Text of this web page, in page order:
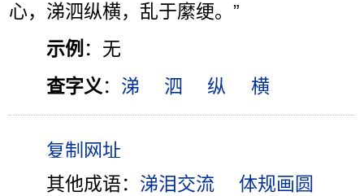
心，涕泗纵横，乱于縻绠。”
示例 ：无
查字义 ： 涕 泗 纵 横
其他成语： 涕泪交流 体规画圆